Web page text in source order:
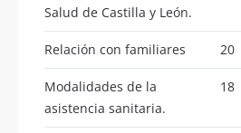
Salud de Castilla y León.
Relación con familiares 20
Modalidades de la
asistencia sanitaria.
18